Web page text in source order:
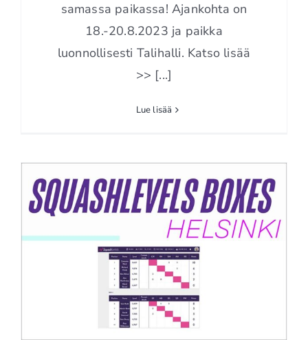
samassa paikassa! Ajankohta on
18.-20.8.2023 ja paikka
luonnollisesti Talihalli. Katso lisää
>> [...]
Lue lisää